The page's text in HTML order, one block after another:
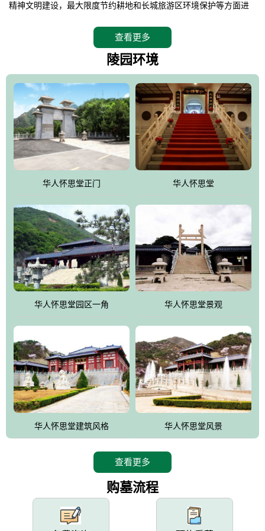
精神文明建设，最大限度节约耕地和长城旅游区环境保护等方面进
怀思堂辖区面积15万平方米，整体建筑面积5．8万平方米。主体建
筑有：怀思堂豪华墓室、礼祭大厅、随缘阁、百家姓觅宗长廊等。
仲、无字碑、香灯等。典型的仿秦、汉建筑风格。蓝色的琉璃瓦屋
顶，朱砂红的门、窗、柱、墙，汉白玉雕刻的雄狮、华表，花岗岩
铺成的路面和台阶，洒落其间的花卉、松柏与万里长城浑然一体、
气势宏伟、古朴端庄、别具一格。怀思堂大殿入口两侧是用蜡染技
术描绘的抽象派创意绘画，大环境中的长城文化与炎黄始祖，小环
境的绘画中的河流、山川、彩云、明月，意喻着往生者与长城同
伴，与祖宗同眠，他（她）们的思想与品德与山河同在，与日月同
辉。
怀思堂作为豪华室内骨灰存放处，将干支纪年、五行相生相克、天
人合一、太极八卦、生辰八字及生肖等有机结合到历史文化中。一
厅七千个福位分十二小区，按十二地支命名。客户选位，可依据生
肖、八字、时辰亦可参考地理方位、职业、兴趣爱好等等。堂中是
地宫陵寝式的，入口楹联选材于著名田园诗人陶渊明"亲戚或余悲，
他人亦已歌，死后何所道，托体同山阿"中的后两句。反应了回归大
雀，后玄武"的四大吉祥物铜雕挂件。
查看更多
陵园环境
华人怀思堂正门 华人怀思堂
华人怀思堂园区一角 华人怀思堂景观
华人怀思堂建筑风格 华人怀思堂风景
查看更多
购墓流程